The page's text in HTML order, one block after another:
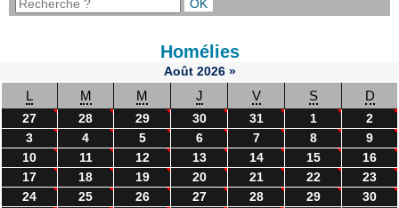
Homélies
Août 2026 »
L M M J V S D
27 28 29 30 31 1
2
3
4 5 6 7 8
9
10
11 12 13 14 15
16
17
18 19 20 21 22
23
24
25 26 27 28 29
30